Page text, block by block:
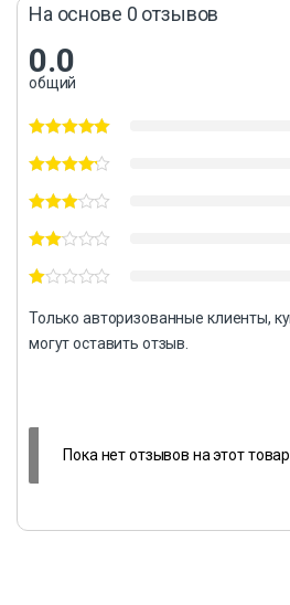
На основе 0 отзывов
0.0
общий
Только авторизованные клиенты,
могут оставить отзыв.
Пока нет отзывов на этот товар.